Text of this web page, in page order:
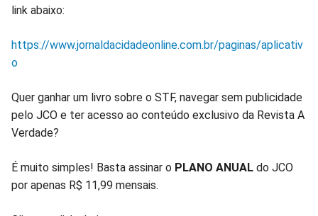
link abaixo:
https://www.jornaldacidadeonline.com.br/paginas/aplicativ
o
Quer ganhar um livro sobre o STF, navegar sem publicidade
pelo JCO e ter acesso ao conteúdo exclusivo da Revista A
Verdade?
É muito simples! Basta assinar o PLANO ANUAL do JCO
por apenas R$ 11,99 mensais.